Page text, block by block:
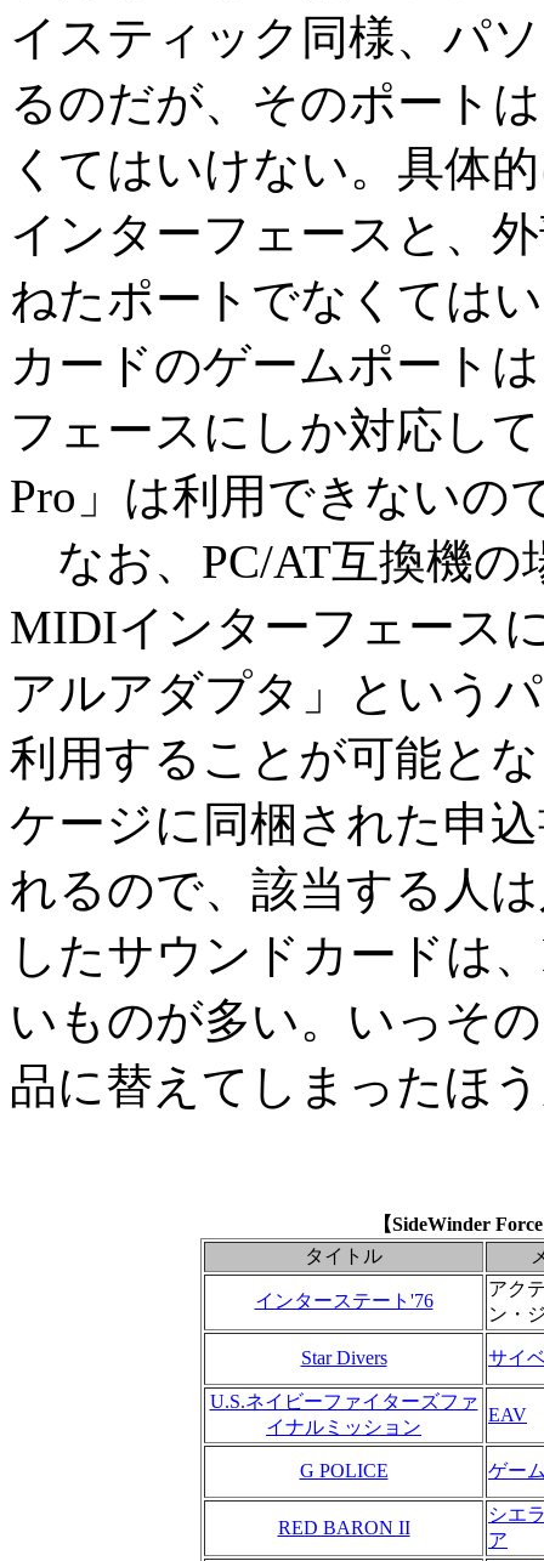
イスティック同様、パ
るのだが、そのポート
くてはいけない。具体
インターフェースと、
ねたポートでなくては
カードのゲームポート
フェースにしか対応し
Pro」は利用できないの
なお、PC/AT互換機の
MIDIインターフェース
アルアダプタ」という
利用することが可能と
ケージに同梱された申
れるので、該当する人
したサウンドカードは
いものが多い。いっそ
品に替えてしまったほ
【SideWinder
タイトル
インターステート'76
アク
ン・
Star Divers サイ
U.S.ネイビーファイターズファ
イナルミッション
EAV
G POLICE ゲー
RED BARON II
シエ
ア